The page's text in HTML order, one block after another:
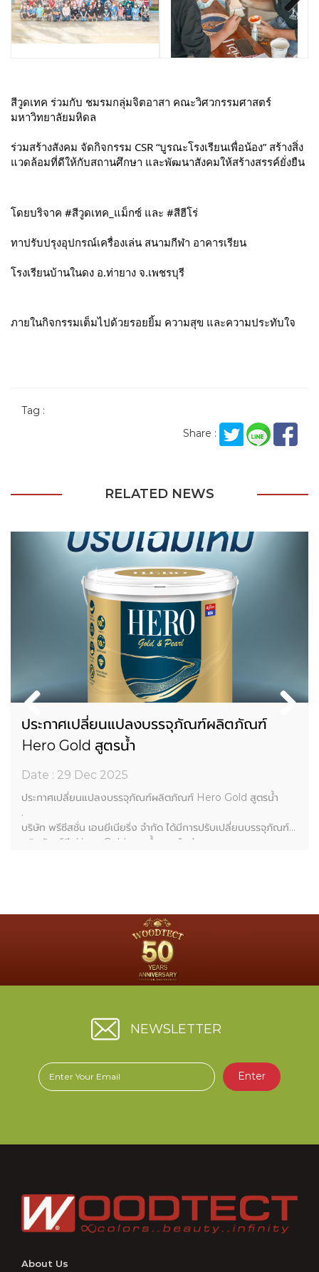
Next
สีวูดเทค ร่วมกับ ชมรมกลุ่มจิตอาสา คณะวิศวกรรมศาสตร์
มหาวิทยาลัยมหิดล
ร่วมสร้างสังคม จัดกิจกรรม CSR “บูรณะโรงเรียนเพื่อน้อง” สร้างสิ่ง
แวดล้อมที่ดีให้กับสถานศึกษา และพัฒนาสังคมให้สร้างสรรค์ยั่งยืน
โดยบริจาค #สีวูดเทค_แม็กซ์ และ #สีฮีโร่
ทาปรับปรุงอุปกรณ์เครื่องเล่น สนามกีฬา อาคารเรียน
โรงเรียนบ้านในดง อ.ท่ายาง จ.เพชรบุรี
ภายในกิจกรรมเต็มไปด้วยรอยยิ้ม ความสุข และความประทับใจ
Tag :
Share :
RELATED NEWS
ประกาศเปลี่ยนแปลงบรรจุภัณฑ์ผลิตภัณฑ์
Hero Gold สูตรน้ำ
Date : 29 Dec 2025
ประกาศเปลี่ยนแปลงบรรจุภัณฑ์ผลิตภัณฑ์ Hero Gold สูตรน้ำ
.
บริษัท พรีซีสชั่น เอนยีเนียริ่ง จำกัด ได้มีการปรับเปลี่ยนบรรจุภัณฑ์
ผลิตภัณฑ์สี Hero Gold สูตรน้ำ แบบใหม่
ษัทฯ แต่อย่างใด
บริษัทฯ ขออภัยกับเหตุการณ์ที่เกิดขึ้น และให้ความเคารพต่อ บริษัท
ในฐานะผู้ประกอบการในอุตสาหกรรมเดียวกัน บริษัทฯ จึงได้เร่ง
โดยตลอด
NEWSLETTER
Enter
About Us